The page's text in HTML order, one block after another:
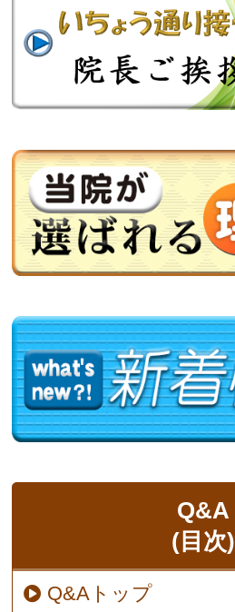
Q&A
(目次)
Q&Aトップ